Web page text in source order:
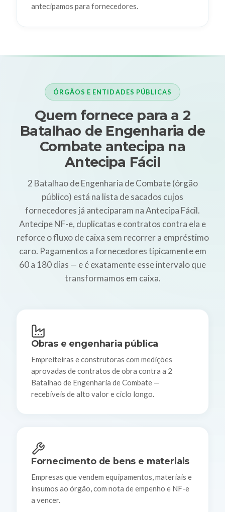
antecipamos para fornecedores.
ÓRGÃOS E ENTIDADES PÚBLICAS
Quem fornece para a 2
Batalhao de Engenharia de
Combate antecipa na
Antecipa Fácil
2 Batalhao de Engenharia de Combate (órgão
público) está na lista de sacados cujos
fornecedores já anteciparam na Antecipa Fácil.
Antecipe NF-e, duplicatas e contratos contra ela e
reforce o fluxo de caixa sem recorrer a empréstimo
caro. Pagamentos a fornecedores tipicamente em
60 a 180 dias — e é exatamente esse intervalo que
transformamos em caixa.
Obras e engenharia pública
Empreiteiras e construtoras com medições
aprovadas de contratos de obra contra a 2
Batalhao de Engenharia de Combate —
recebíveis de alto valor e ciclo longo.
Fornecimento de bens e materiais
Empresas que vendem equipamentos, materiais e
insumos ao órgão, com nota de empenho e NF-e
a vencer.